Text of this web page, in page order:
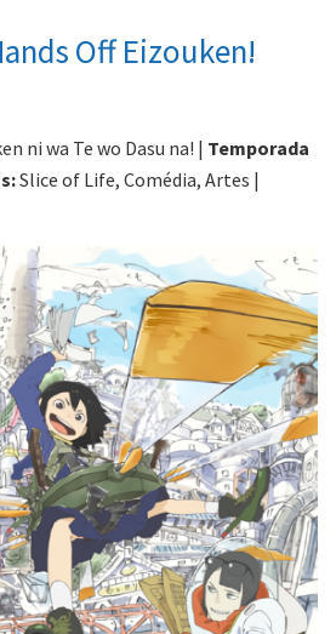
Off Eizouken!
ni wa Te wo Dasu na! | Temporada
Slice of Life, Comédia, Artes |